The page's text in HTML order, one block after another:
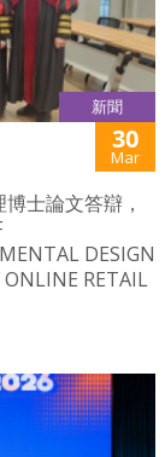
新聞
30
Mar
士論文答辯，
DESIGN
ONLINE RETAIL